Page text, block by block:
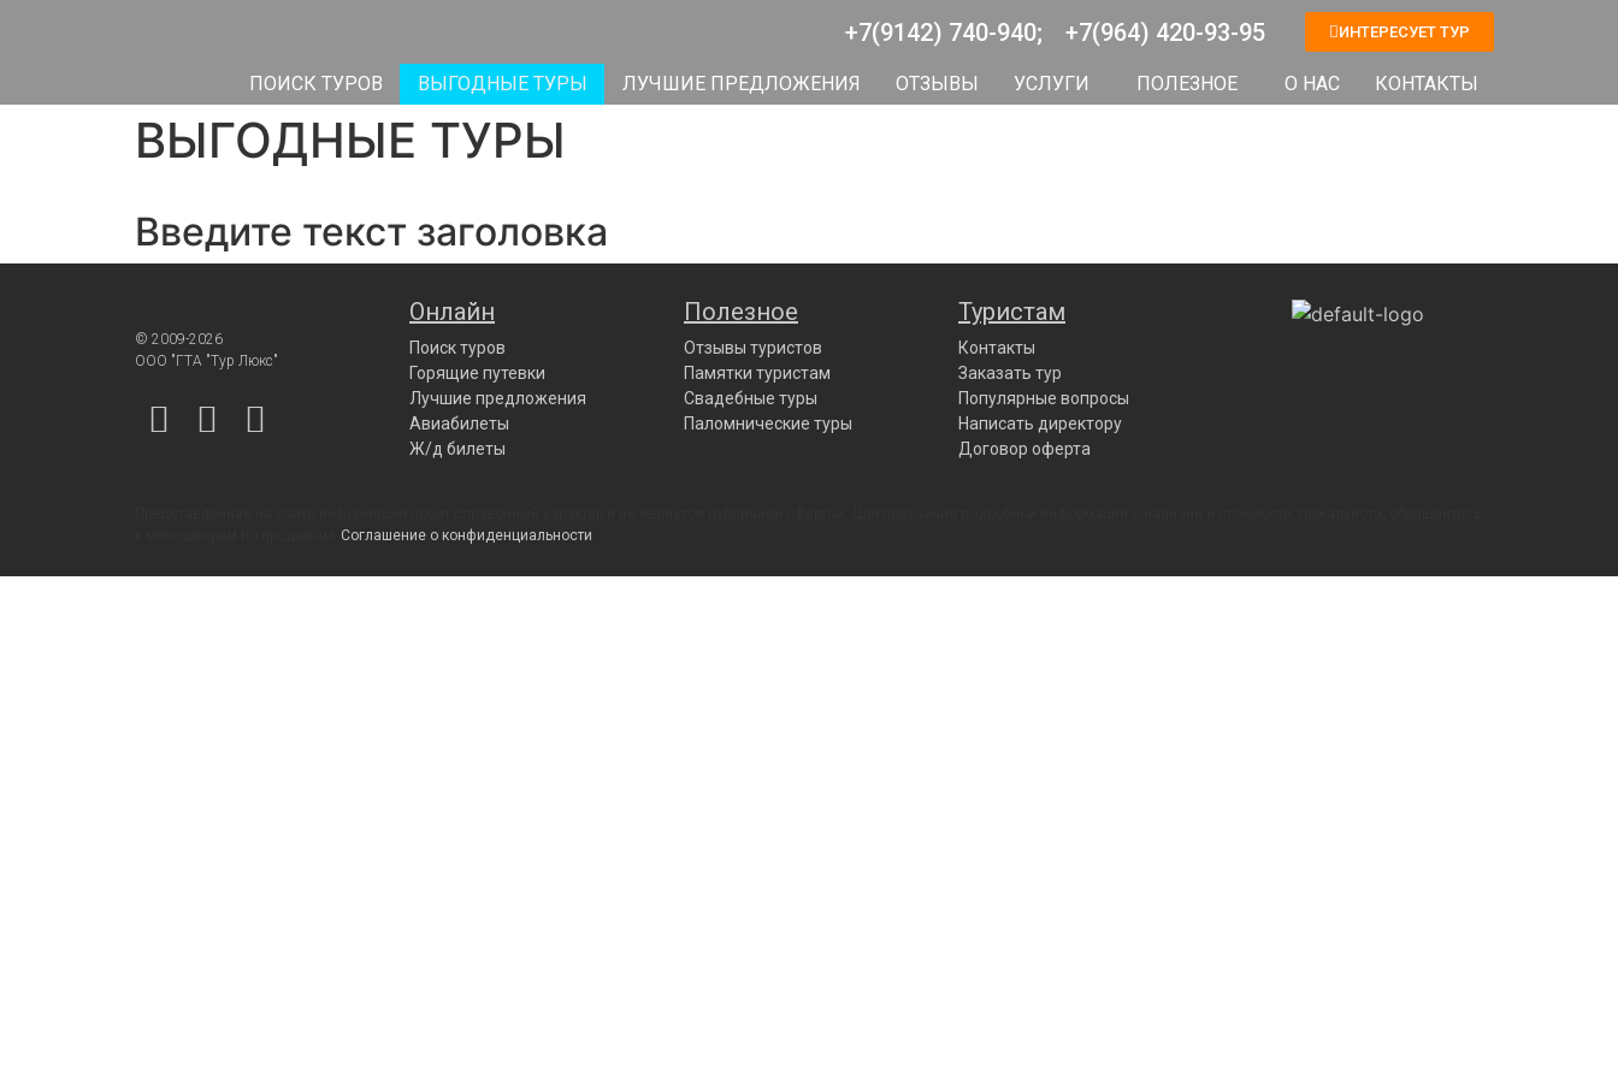
+7(9142) 740-940; +7(964) 420-93-95 ИНТЕРЕСУЕТ ТУР
ПОИСК ТУРОВ ВЫГОДНЫЕ ТУРЫ ЛУЧШИЕ ПРЕДЛОЖЕНИЯ ОТЗЫВЫ УСЛУГИ ПОЛЕЗНОЕ О НАС КОНТАКТЫ
ВЫГОДНЫЕ ТУРЫ
Введите текст заголовка
© 2009-2026
ООО "ГТА "Тур Люкс"
Онлайн
Поиск туров
Горящие путевки
Лучшие предложения
Авиабилеты
Ж/д билеты
Полезное
Отзывы туристов
Памятки туристам
Свадебные туры
Паломнические туры
Туристам
Контакты
Заказать тур
Популярные вопросы
Написать директору
Договор оферта
Соглашение о конфиденциальности